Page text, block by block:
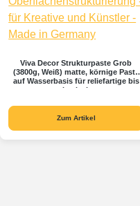
Viva Decor Strukturpaste Grob
(3800g, Weiß) matte, körnige Paste
auf Wasserbasis für reliefartige bis
plastische
Kreative und Künstler - Made in
Germany
Zum Artikel